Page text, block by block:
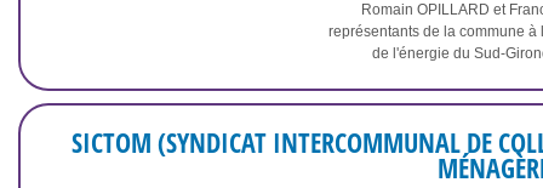
Romain OPILLARD et
représentants de la commune à
de l'énergie du Sud-
SICTOM (SYNDICAT INTERCOMMUNAL DE